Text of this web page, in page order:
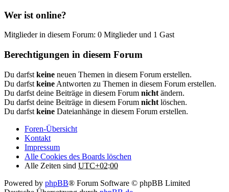
Wer ist online?
Mitglieder in diesem Forum: 0 Mitglieder und 1 Gast
Berechtigungen in diesem Forum
Du darfst keine neuen Themen in diesem Forum erstellen.
Du darfst keine Antworten zu Themen in diesem Forum erstellen.
Du darfst deine Beiträge in diesem Forum nicht ändern.
Du darfst deine Beiträge in diesem Forum nicht löschen.
Du darfst keine Dateianhänge in diesem Forum erstellen.
Foren-Übersicht
Kontakt
Impressum
Alle Cookies des Boards löschen
Alle Zeiten sind UTC+02:00
Powered by phpBB® Forum Software © phpBB Limited